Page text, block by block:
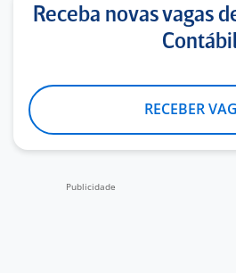
Receba novas vagas
RECEBER